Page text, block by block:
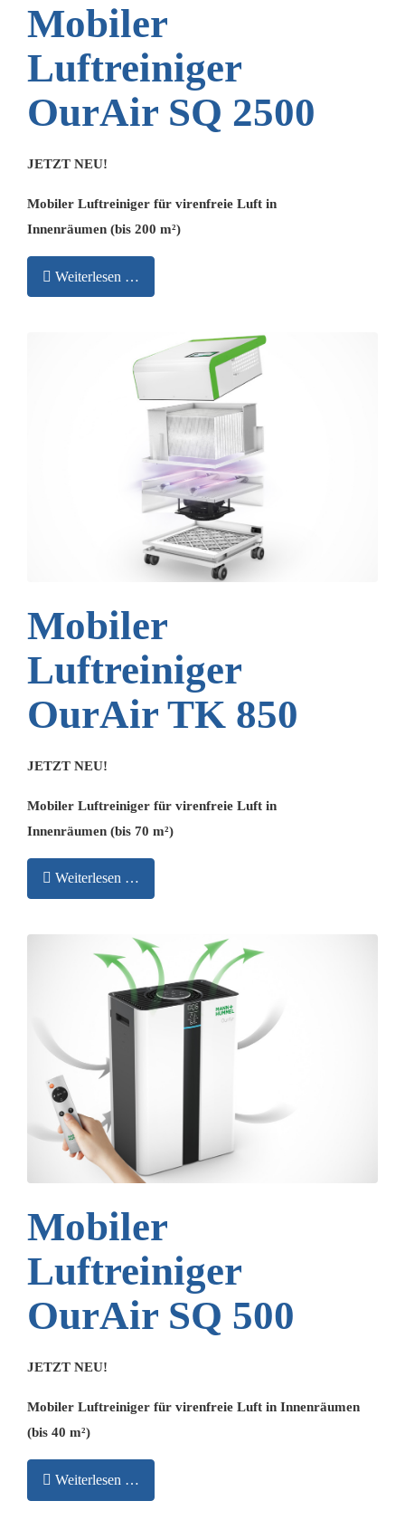
Mobiler
Luftreiniger
OurAir SQ 2500
JETZT NEU!
Mobiler Luftreiniger für virenfreie Luft in
Innenräumen (bis 200 m²)
Weiterlesen …
Mobiler
Luftreiniger
OurAir TK 850
JETZT NEU!
Mobiler Luftreiniger für virenfreie Luft in
Innenräumen (bis 70 m²)
Weiterlesen …
Mobiler
Luftreiniger
OurAir SQ 500
JETZT NEU!
Mobiler Luftreiniger für virenfreie Luft in Innenräumen
(bis 40 m²)
Weiterlesen …